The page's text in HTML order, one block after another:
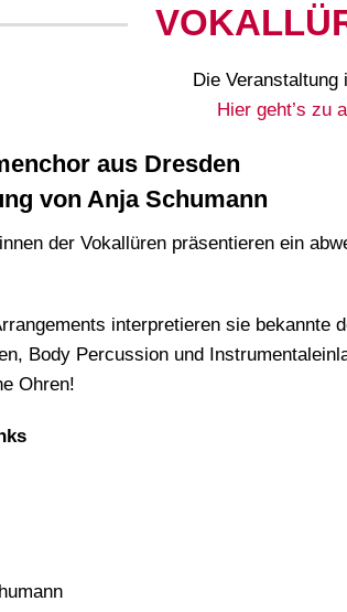
Die Veranstaltung
Hier geht’s zu
aus Dresden
von Anja Schumann
der Vokallüren präsentieren ein
interpretieren sie bekannte
Body Percussion und
Ohren!